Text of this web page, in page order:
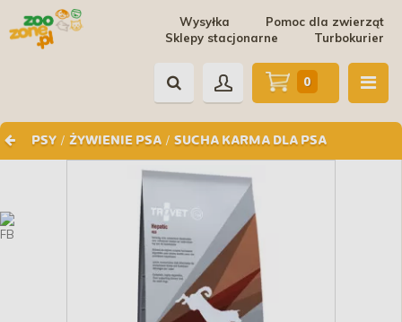
Pomoc dla zwierząt
Wysyłka
Turbokurier
Sklepy stacjonarne
PSY / ŻYWIENIE PSA / SUCHA KARMA DLA PSA
0